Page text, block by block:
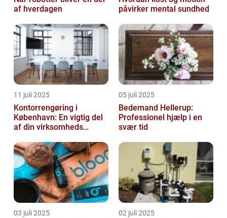
af hverdagen
påvirker mental sundhed
11 juli 2025
Kontorrengøring i
København: En vigtig del
af din virksomheds
05 juli 2025
Bedemand Hellerup:
Professionel hjælp i en
svær tid
03 juli 2025 02 juli 2025